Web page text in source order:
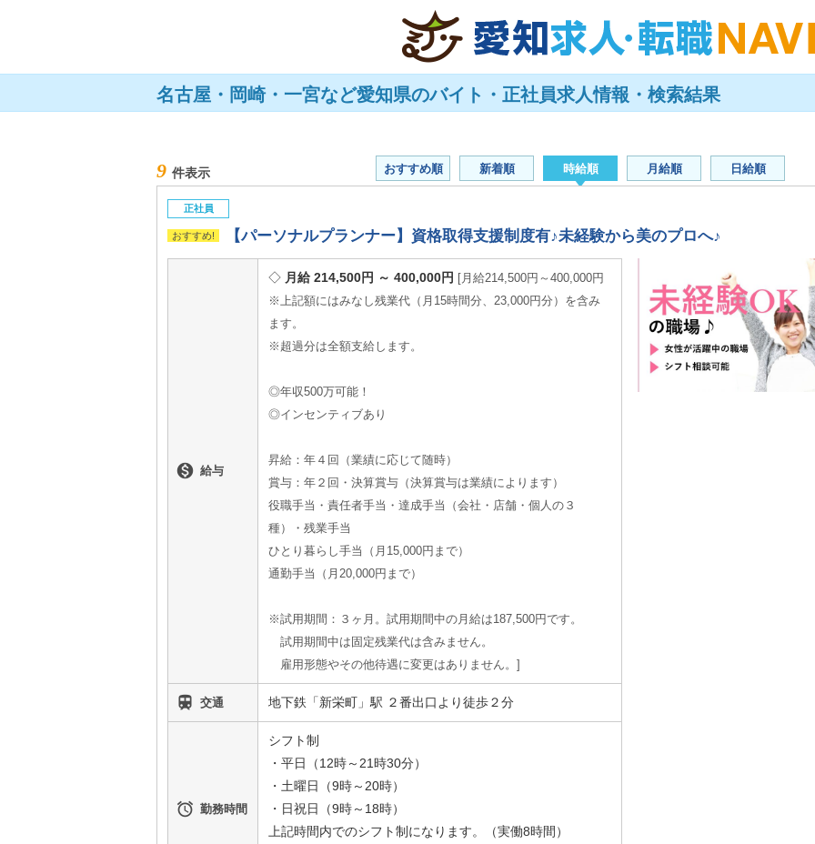
名古屋・岡崎・一宮など愛知県のバイト・正社員求人情報・検索結果
9 件表示 おすすめ順 新着順 時給順 月給順 日給順
正社員
【パーソナルプランナー】資格取得支援制度有♪未経験から美のプロへ♪
 給与
月給 214,500円 ～ 400,000円
月給214,500円～400,000円
※上記額にはみなし残業代（月15時間分、23,000円分）を含み
ます。
※超過分は全額支給します。
◎年収500万可能！
◎インセンティブあり
昇給：年４回（業績に応じて随時）
賞与：年２回・決算賞与（決算賞与は業績によります）
役職手当・責任者手当・達成手当（会社・店舗・個人の３
種）・残業手当
ひとり暮らし手当（月15,000円まで）
通勤手当（月20,000円まで）
※試用期間：３ヶ月。試用期間中の月給は187,500円です。
試用期間中は固定残業代は含みません。
雇用形態やその他待遇に変更はありません。
 交通 地下鉄「新栄町」駅 ２番出口より徒歩２分
 勤務時間
シフト制
・平日（12時～21時30分）
・土曜日（9時～20時）
・日祝日（9時～18時）
上記時間内でのシフト制になります。（実働8時間）